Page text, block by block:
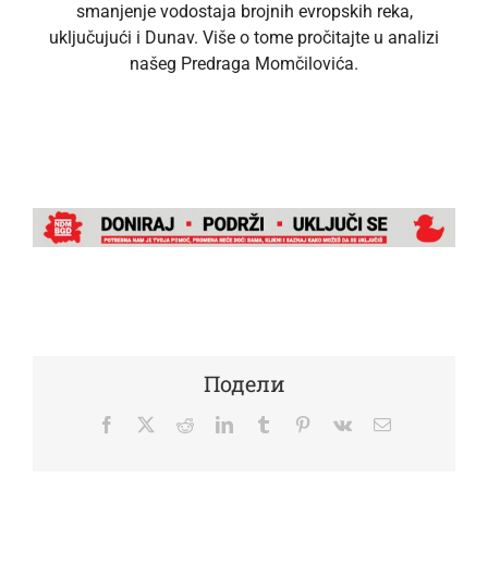
smanjenje vodostaja brojnih evropskih reka,
uključujući i Dunav. Više o tome pročitajte u analizi
našeg Predraga Momčilovića.
Подели
Facebook
TwitterRedditLinkedInTumblr Pinterest
Vk Email